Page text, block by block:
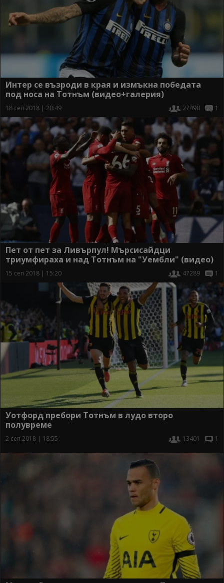
Интер се възроди в края и измъкна победата
под носа на Тотнъм (видео+галерия)
18 сеп 2018 | 20:49 27490 1
Пет от пет за Ливърпул! Мърсисайдци
триумфираха и над Тотнъм на "Уембли" (видео)
15 сеп 2018 | 15:20 47289 1
Уотфорд пребори Тотнъм в лудо второ
полувреме
2 сеп 2018 | 18:55 13401 1